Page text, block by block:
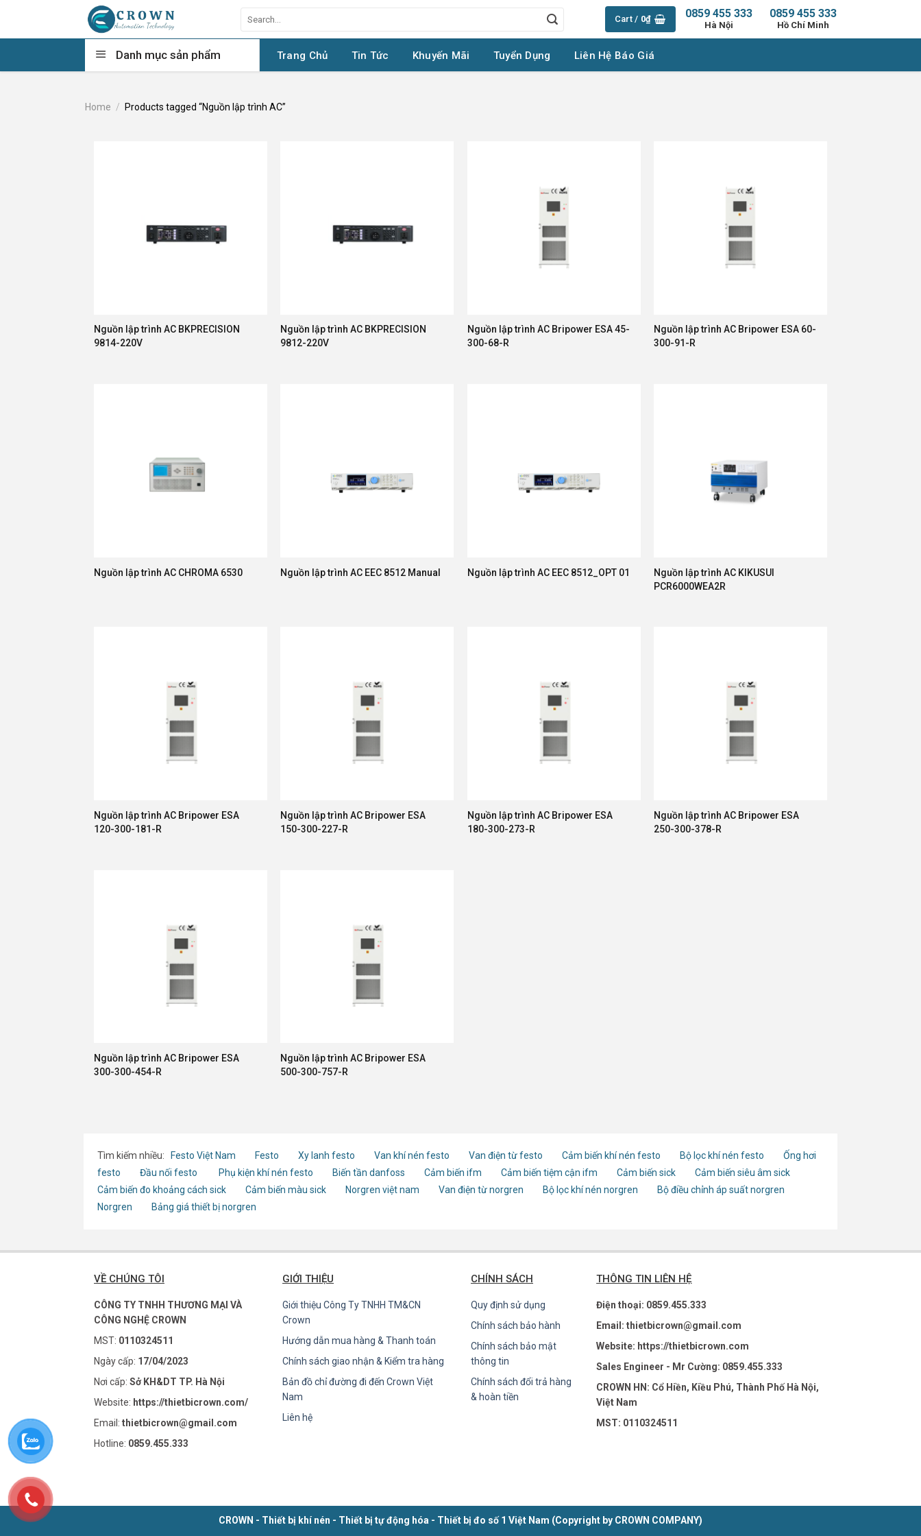
content
for:
Cart / 0₫ 0859 455 333
Hồ Chí Minh
0859 455 333
Hà Nội
Danh mục sản phẩm Trang Chủ Tin Tức Khuyến Mãi Tuyển Dụng Liên Hệ Báo Giá
Home / Products tagged “Nguồn lập trình AC”
Nguồn lập trình AC BKPRECISION
9814-220V
Nguồn lập trình AC BKPRECISION
9812-220V
Nguồn lập trình AC Bripower ESA 45-
300-68-R
Nguồn lập trình AC Bripower ESA 60-
300-91-R
Nguồn lập trình AC CHROMA 6530 Nguồn lập trình AC EEC 8512 Manual Nguồn lập trình AC EEC 8512_OPT 01
Nguồn lập trình AC KIKUSUI
PCR6000WEA2R
Nguồn lập trình AC Bripower ESA
120-300-181-R
Nguồn lập trình AC Bripower ESA
150-300-227-R
Nguồn lập trình AC Bripower ESA
180-300-273-R
Nguồn lập trình AC Bripower ESA
250-300-378-R
Nguồn lập trình AC Bripower ESA
300-300-454-R
Nguồn lập trình AC Bripower ESA
500-300-757-R
Tìm kiếm nhiều: Festo Việt Nam Festo Xy lanh festo Van khí nén festo Van điện từ festo Cảm biến khí nén festo Bộ lọc khí nén festo
Ống hơi
festo
Đầu nối festo Phụ kiện khí nén festo Biến tần danfoss Cảm biến ifm Cảm biến tiệm cận ifm Cảm biến sick
Cảm biến siêu âm sick
Cảm biến đo khoảng cách sick
Cảm biến màu sick Norgren việt nam Van điện từ norgren Bộ lọc khí nén norgren
Bộ điều chỉnh áp suất norgren
Norgren
Bảng giá thiết bị norgren
VỀ CHÚNG TÔI
CÔNG TY TNHH THƯƠNG MẠI VÀ
CÔNG NGHỆ CROWN
MST: 0110324511
Ngày cấp: 17/04/2023
Nơi cấp: Sở KH&DT TP. Hà Nội
Website: https://thietbicrown.com/
Email: thietbicrown@gmail.com
Hotline: 0859.455.333
GIỚI THIỆU
Giới thiệu Công Ty TNHH TM&CN
Crown
Hướng dẫn mua hàng & Thanh toán
Chính sách giao nhận & Kiểm tra hàng
Bản đồ chỉ đường đi đến Crown Việt
Nam
Liên hệ
CHÍNH SÁCH
Quy định sử dụng
Chính sách bảo hành
Chính sách bảo mật
thông tin
Chính sách đổi trả hàng
& hoàn tiền
THÔNG TIN LIÊN HỆ
Điện thoại: 0859.455.333
Email: thietbicrown@gmail.com
Website: https://thietbicrown.com
Sales Engineer - Mr Cường: 0859.455.333
CROWN HN: Cổ Hiền, Kiều Phú, Thành Phố Hà Nội,
Việt Nam
MST: 0110324511
CROWN - Thiết bị khí nén - Thiết bị tự động hóa - Thiết bị đo số 1 Việt Nam (Copyright by CROWN COMPANY)